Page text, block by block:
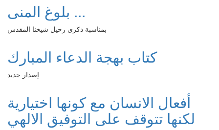
بلوغ المنى ...
بمناسبة ذكرى رحيل شيخنا المقدس
كتاب بهجة الدعاء المبارك
إصدار جديد
أفعال الانسان مع كونها اختيارية
لكنها تتوقف على التوفيق الالهي